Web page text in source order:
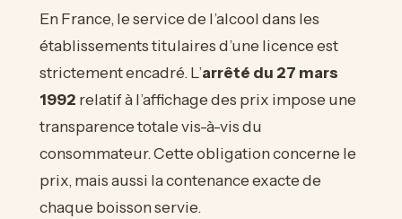
En France, le service de l’alcool dans les
établissements titulaires d’une licence est
strictement encadré. L’arrêté du 27 mars
1992 relatif à l’affichage des prix impose une
transparence totale vis-à-vis du
consommateur. Cette obligation concerne le
prix, mais aussi la contenance exacte de
chaque boisson servie.